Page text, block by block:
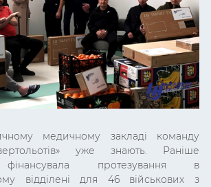
медичному закладі команду
уже знають. Раніше
фінансувала протезування в
відділені для 46 військових з